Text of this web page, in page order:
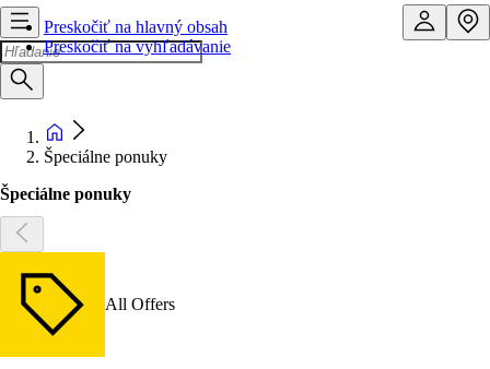
Preskočiť na hlavný obsah
Preskočiť na vyhľadávanie
Špeciálne ponuky
Špeciálne ponuky
All Offers